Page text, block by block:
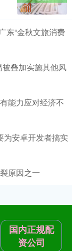
东“金秋文旅消费
叠加实施其他风
能力应对经济不
为安卓开发者搞实
原因之一
国内正规配
资公司